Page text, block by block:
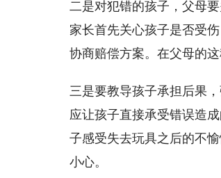
二是对犯错的孩子，父母
家长首先关心孩子是否受
协商赔偿方案。在父母的
三是要教导孩子承担后果
应让孩子直接承受错误造
子感受失去玩具之后的不
小心。